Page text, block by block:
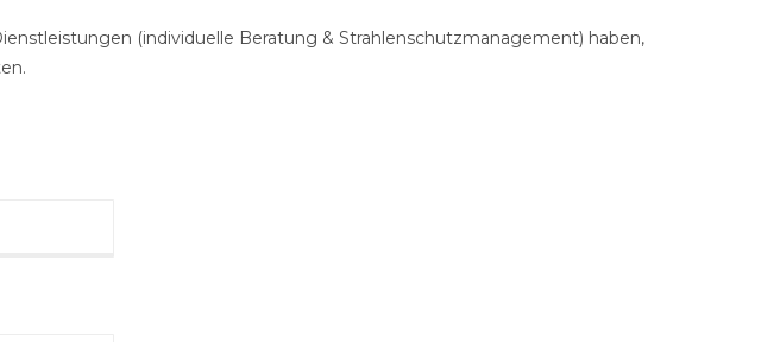
(individuelle Beratung & Strahlenschutzmanagement) haben,